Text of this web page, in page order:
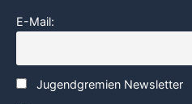
E-Mail:
Jugendgremien Newsletter